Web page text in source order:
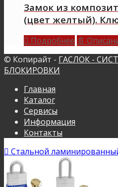
Замок из
(цвет желтый).
 Подробнее 📄
© Копирайт - ГАСЛОК -
БЛОКИРОВКИ
Главная
Каталог
Сервисы
Информация
Контакты
 Стальной